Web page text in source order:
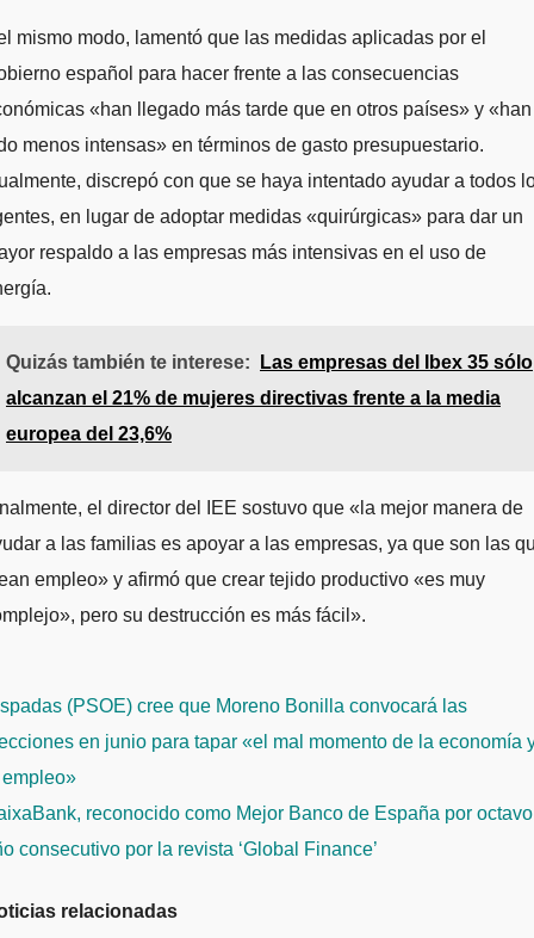
mismo modo, lamentó que las medidas aplicadas por el
español para hacer frente a las consecuencias
«han llegado más tarde que en otros países» y «han
menos intensas» en términos de gasto presupuestario.
discrepó con que se haya intentado ayudar a todos
en lugar de adoptar medidas «quirúrgicas» para dar un
respaldo a las empresas más intensivas en el uso de
Quizás también te interese:
Las empresas del Ibex 35 sólo
alcanzan el 21% de mujeres directivas frente a la media
europea del 23,6%
el director del IEE sostuvo que «la mejor manera de
a las familias es apoyar a las empresas, ya que son las
empleo» y afirmó que crear tejido productivo «es muy
pero su destrucción es más fácil».
(PSOE) cree que Moreno Bonilla convocará las
en junio para tapar «el mal momento de la economía
reconocido como Mejor Banco de España por octavo
consecutivo por la revista ‘Global Finance’
relacionadas